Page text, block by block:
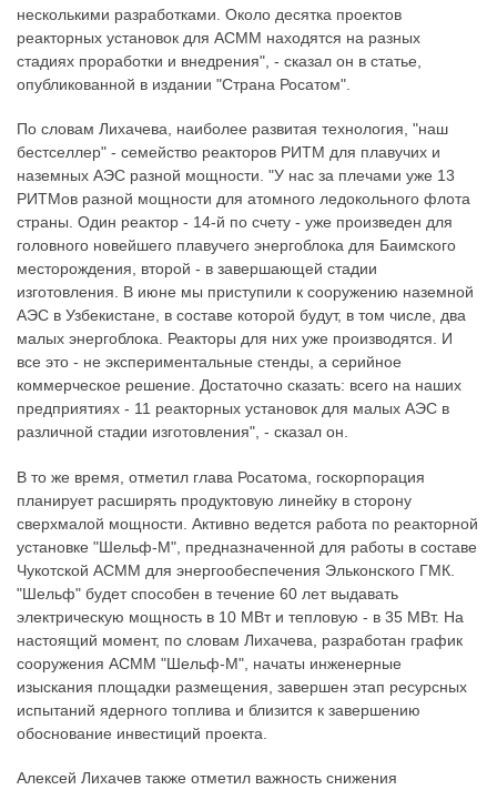
несколькими разработками. Около десятка проектов
реакторных установок для АСММ находятся на разных
стадиях проработки и внедрения", - сказал он в статье,
опубликованной в издании "Страна Росатом".
По словам Лихачева, наиболее развитая технология, "наш
бестселлер" - семейство реакторов РИТМ для плавучих и
наземных АЭС разной мощности. "У нас за плечами уже 13
РИТМов разной мощности для атомного ледокольного флота
страны. Один реактор - 14-й по счету - уже произведен для
головного новейшего плавучего энергоблока для Баимского
месторождения, второй - в завершающей стадии
изготовления. В июне мы приступили к сооружению наземной
АЭС в Узбекистане, в составе которой будут, в том числе, два
малых энергоблока. Реакторы для них уже производятся. И
все это - не экспериментальные стенды, а серийное
коммерческое решение. Достаточно сказать: всего на наших
предприятиях - 11 реакторных установок для малых АЭС в
различной стадии изготовления", - сказал он.
В то же время, отметил глава Росатома, госкорпорация
планирует расширять продуктовую линейку в сторону
сверхмалой мощности. Активно ведется работа по реакторной
установке "Шельф-М", предназначенной для работы в составе
Чукотской АСММ для энергообеспечения Эльконского ГМК.
"Шельф" будет способен в течение 60 лет выдавать
электрическую мощность в 10 МВт и тепловую - в 35 МВт. На
настоящий момент, по словам Лихачева, разработан график
сооружения АСММ "Шельф-М", начаты инженерные
изыскания площадки размещения, завершен этап ресурсных
испытаний ядерного топлива и близится к завершению
обоснование инвестиций проекта.
Алексей Лихачев также отметил важность снижения